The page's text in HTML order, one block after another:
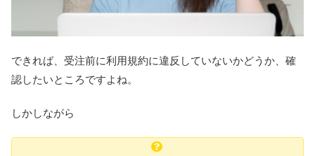
できれば、受注前に利用規約に違反していないかどうか、確
認したいところですよね。
しかしながら